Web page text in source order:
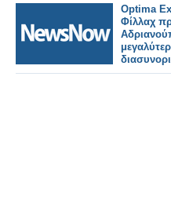
Optima
Φίλλαχ